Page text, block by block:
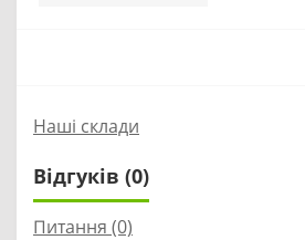
Наші склади
Відгуків (0)
Питання (0)